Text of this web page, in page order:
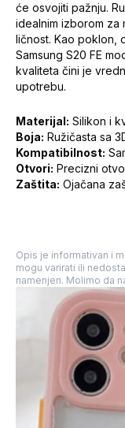
će osvojiti pažnju.
idealnim izborom za
ličnost. Kao poklon,
Samsung S20 FE
kvaliteta čini je
upotrebu.
Materijal: Silikon i
Boja: Ružičasta sa
Kompatibilnost:
Otvori: Precizni
Zaštita: Ojačana
Opis je informativan i
mogu varirati ili
namenjen. Molimo da